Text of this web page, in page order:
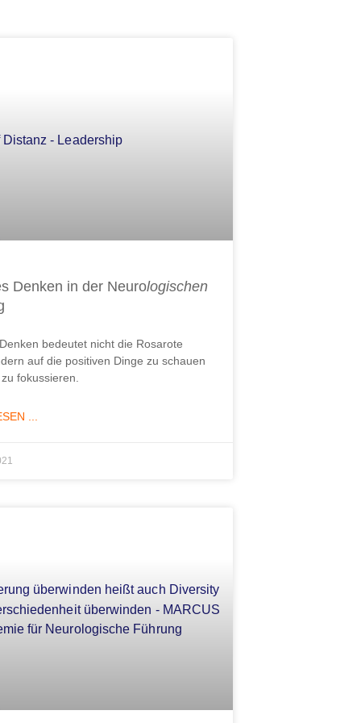
Denken in der Neurologischen
bedeutet nicht die Rosarote
auf die positiven Dinge zu schauen
fokussieren.
...